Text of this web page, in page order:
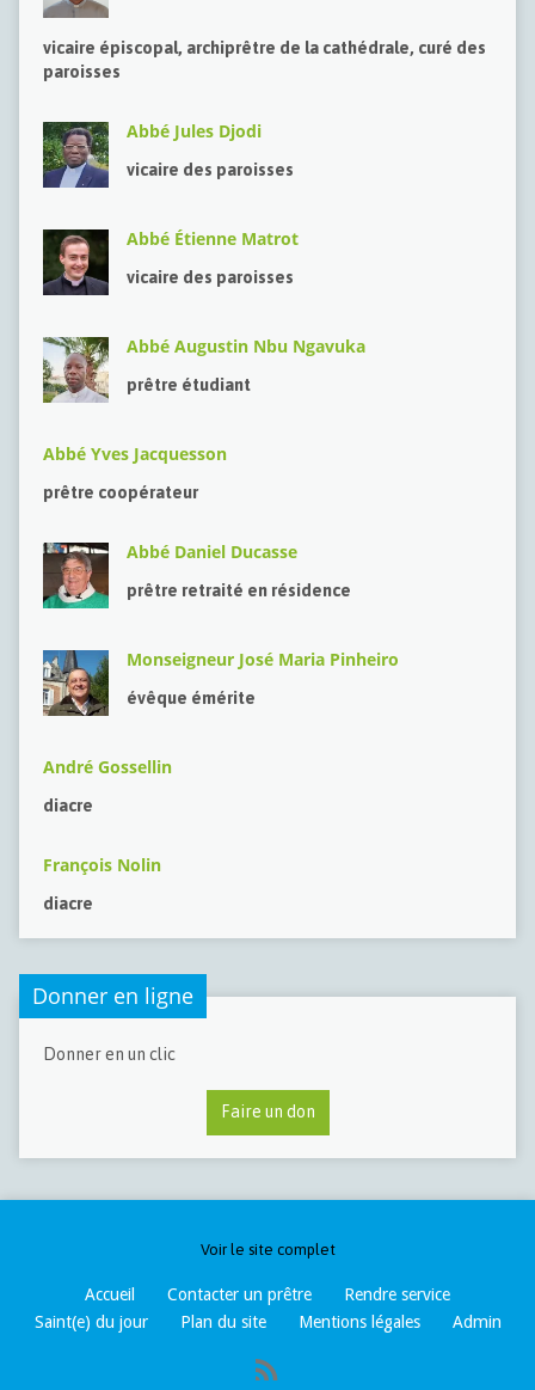
vicaire épiscopal, archiprêtre de la cathédrale, curé des
paroisses
Abbé Jules Djodi
vicaire des paroisses
Abbé Étienne Matrot
vicaire des paroisses
Abbé Augustin Nbu Ngavuka
prêtre étudiant
Abbé Yves Jacquesson
prêtre coopérateur
Abbé Daniel Ducasse
prêtre retraité en résidence
Monseigneur José Maria Pinheiro
évêque émérite
André Gossellin
diacre
François Nolin
diacre
Donner en ligne
Donner en un clic
Faire un don
Voir le site complet
Accueil Contacter un prêtre
Rendre service
Saint(e) du jour
Plan du site Mentions légales Admin